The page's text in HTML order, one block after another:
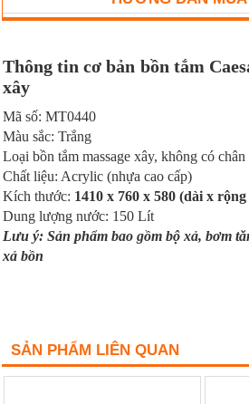
Thông tin cơ bản bồn tắm
xây
Mã số: MT0440
Màu sắc: Trắng
Loại bồn tắm massage xây, không có chân
Chất liệu: Acrylic (nhựa cao cấp)
Kích thước: 1410 x 760 x 580 (dài x rộng
Dung lượng nước: 150 Lít
Lưu ý: Sản phẩm bao gồm bộ xả, bơm
xả bồn
SẢN PHẨM LIÊN QUAN